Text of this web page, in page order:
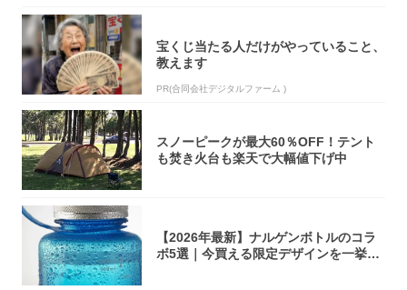
宝くじ当たる人だけがやっていること、
教えます
PR(合同会社デジタルファーム )
スノーピークが最大60％OFF！テント
も焚き火台も楽天で大幅値下げ中
【2026年最新】ナルゲンボトルのコラ
ボ5選｜今買える限定デザインを一挙紹